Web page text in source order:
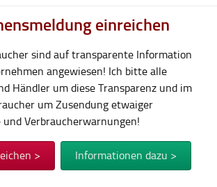
einreichen
sind auf transparente Information
angewiesen! Ich bitte alle
Händler um diese Transparenz und im
um Zusendung etwaiger
Verbraucherwarnungen!
> Informationen dazu >